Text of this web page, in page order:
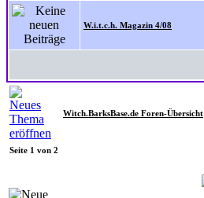
W.i.t.c.h. Magazin 4/08
Witch.BarksBase.de Foren-Übersicht
Seite 1 von 2